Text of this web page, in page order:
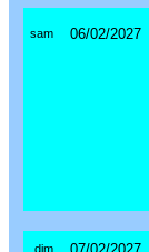
sam 06/02/2027
dim